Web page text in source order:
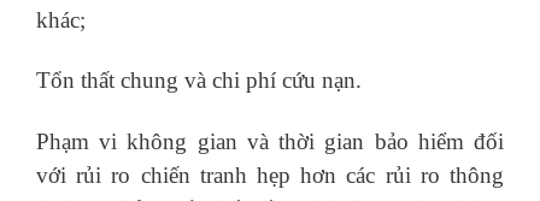
khác;
Tổn thất chung và chi phí cứu nạn.
Phạm vi không gian và thời gian bảo hiểm đối
với rủi ro chiến tranh hẹp hơn các rủi ro thông